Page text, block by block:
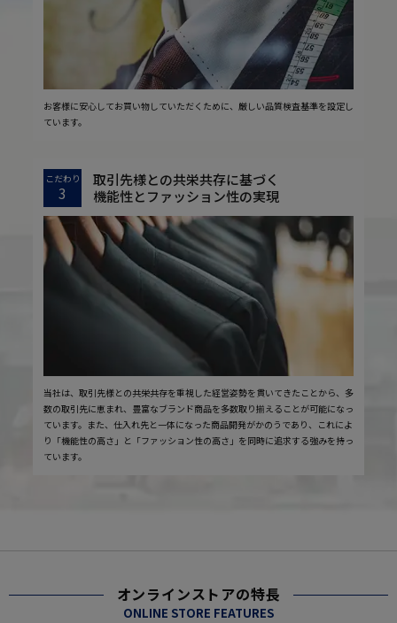
お客様に安心してお買い物していただくために、厳しい品質検査基準を設定し
ています。
こだわり
3
取引先様との共栄共存に基づく
機能性とファッション性の実現
当社は、取引先様との共栄共存を重視した経営姿勢を貫いてきたことから、多
数の取引先に恵まれ、豊富なブランド商品を多数取り揃えることが可能になっ
ています。また、仕入れ先と一体になった商品開発がかのうであり、これによ
り「機能性の高さ」と「ファッション性の高さ」を同時に追求する強みを持っ
ています。
オンラインストアの特長
ONLINE STORE FEATURES